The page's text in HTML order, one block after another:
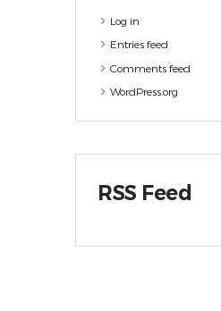
Log in
Entries feed
Comments feed
WordPress.org
RSS Feed